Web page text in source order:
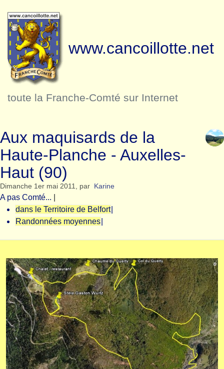
www.cancoillotte.net
toute la Franche-Comté sur Internet
Aux maquisards de la
Haute-Planche - Auxelles-
Haut (90)
Dimanche 1er mai 2011, par Karine
A pas Comté...
dans le Territoire de Belfort
Randonnées moyennes